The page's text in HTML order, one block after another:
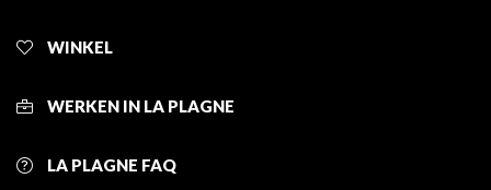
WINKEL
WERKEN IN LA PLAGNE
LA PLAGNE FAQ